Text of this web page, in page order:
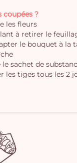
coupées ?
les fleurs
à retirer le
le bouquet à la
le sachet de
les tiges tous les 2